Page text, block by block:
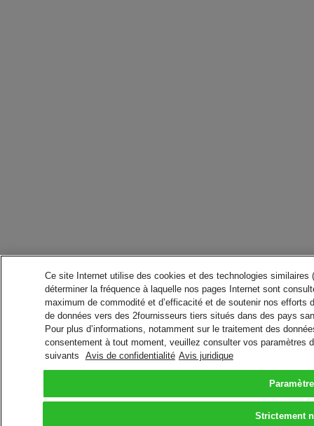
Ce site Internet utilise des cookies et des technologies
déterminer la fréquence à laquelle nos pages Internet sont
maximum de commodité et d’efficacité et de soutenir nos
de données vers des 2fournisseurs tiers situés dans des pays
Pour plus d’informations, notamment sur le traitement des
consentement à tout moment, veuillez consulter vos paramètres
suivants
Avis de confidentialité Avis juridique
Strictement